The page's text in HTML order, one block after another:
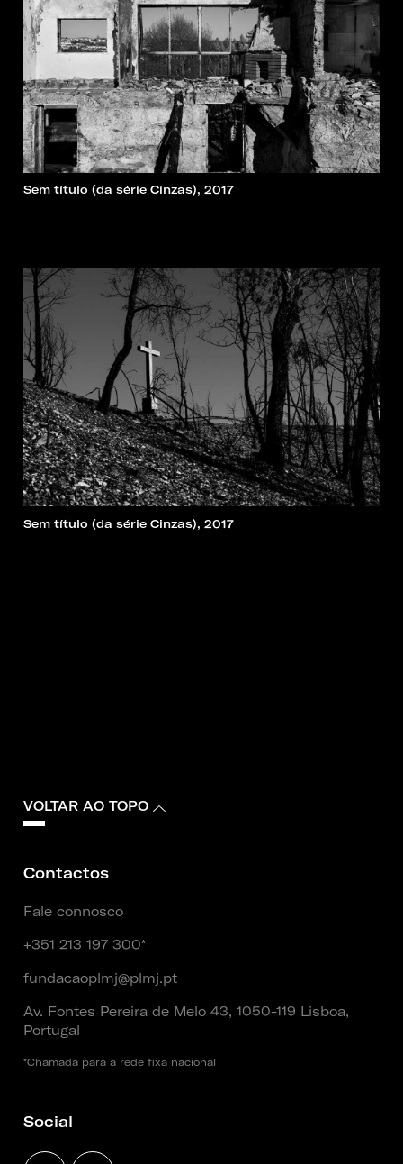
Sem título (da série Cinzas), 2017
Sem título (da série Cinzas), 2017
VOLTAR AO TOPO
Contactos
Fale connosco
+351 213 197 300*
fundacaoplmj@plmj.pt
Av. Fontes Pereira de Melo 43, 1050-119 Lisboa,
Portugal
*Chamada para a rede fixa nacional
Social